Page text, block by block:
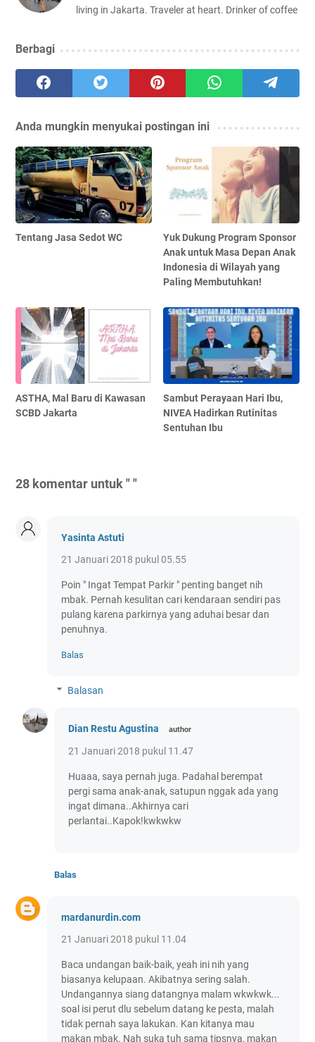
living in Jakarta. Traveler at heart. Drinker of coffee
Berbagi
Anda mungkin menyukai postingan ini
Tentang Jasa Sedot WC
Yuk Dukung Program Sponsor
Anak untuk Masa Depan Anak
Indonesia di Wilayah yang
Paling Membutuhkan!
ASTHA, Mal Baru di Kawasan
SCBD Jakarta
Sambut Perayaan Hari Ibu,
NIVEA Hadirkan Rutinitas
Sentuhan Ibu
28 komentar untuk " "
Yasinta Astuti
21 Januari 2018 pukul 05.55
Poin " Ingat Tempat Parkir " penting banget nih
mbak. Pernah kesulitan cari kendaraan sendiri pas
pulang karena parkirnya yang aduhai besar dan
penuhnya.
Balas
Balasan
Dian Restu Agustina
21 Januari 2018 pukul 11.47
Huaaa, saya pernah juga. Padahal berempat
pergi sama anak-anak, satupun nggak ada yang
ingat dimana..Akhirnya cari
perlantai..Kapok!kwkwkw
Balas
mardanurdin.com
21 Januari 2018 pukul 11.04
Baca undangan baik-baik, yeah ini nih yang
biasanya kelupaan. Akibatnya sering salah.
Undangannya siang datangnya malam wkwkwk...
soal isi perut dlu sebelum datang ke pesta, malah
tidak pernah saya lakukan. Kan kitanya mau
makan mbak. Nah suka tuh sama tipsnya, makan